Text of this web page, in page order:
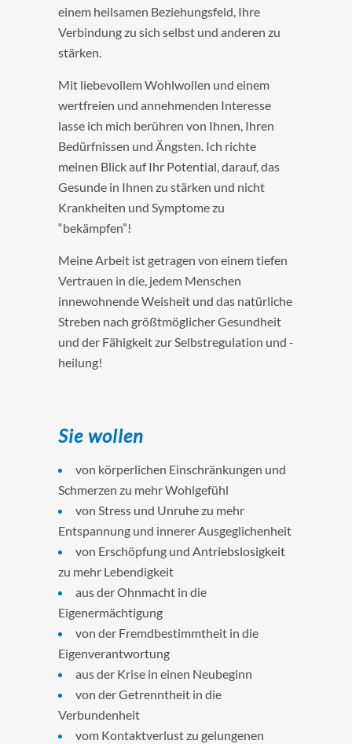
einem heilsamen Beziehungsfeld, Ihre
Verbindung zu sich selbst und anderen zu
stärken.
Mit liebevollem Wohlwollen und einem
wertfreien und annehmenden Interesse
lasse ich mich berühren von Ihnen, Ihren
Bedürfnissen und Ängsten. Ich richte
meinen Blick auf Ihr Potential, darauf, das
Gesunde in Ihnen zu stärken und nicht
Krankheiten und Symptome zu
“bekämpfen”!
Meine Arbeit ist getragen von einem tiefen
Vertrauen in die, jedem Menschen
innewohnende Weisheit und das natürliche
Streben nach größtmöglicher Gesundheit
und der Fähigkeit zur Selbstregulation und -
heilung!
Sie wollen
von körperlichen Einschränkungen und
Schmerzen zu mehr Wohlgefühl
von Stress und Unruhe zu mehr
Entspannung und innerer Ausgeglichenheit
von Erschöpfung und Antriebslosigkeit
zu mehr Lebendigkeit
aus der Ohnmacht in die
Eigenermächtigung
von der Fremdbestimmtheit in die
Eigenverantwortung
aus der Krise in einen Neubeginn
von der Getrenntheit in die
Verbundenheit
vom Kontaktverlust zu gelungenen